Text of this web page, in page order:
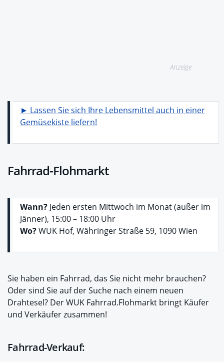
Anzeige
► Lassen Sie sich Ihre Lebensmittel auch in einer
Gemüsekiste liefern!
Fahrrad-Flohmarkt
Wann? Jeden ersten Mittwoch im Monat (außer im
Jänner), 15:00 – 18:00 Uhr
Wo?WUK Hof, Währinger Straße 59, 1090 Wien
Sie haben ein Fahrrad, das Sie nicht mehr brauchen?
Oder sind Sie auf der Suche nach einem neuen
Drahtesel? Der WUK Fahrrad.Flohmarkt bringt Käufer
und Verkäufer zusammen!
Fahrrad-Verkauf: